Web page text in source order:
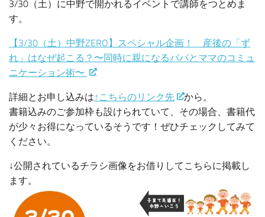
3/30（土）に中野で開かれるイベントで講師をつとめま
す。
【3/30（土）中野ZERO】スペシャル企画！ 産後の「ず
れ」はなぜ起こる？〜同時に親になるパパとママのコミュ
ニケーション術〜
詳細とお申し込みは↑こちらのリンク先
から。
書籍込みのご参加枠も設けられていて、その場合、書籍代
が少々お得になっているそうです！ぜひチェックしてみて
ください。
↓公開されているチラシ画像をお借りしてこちらに掲載し
ます。